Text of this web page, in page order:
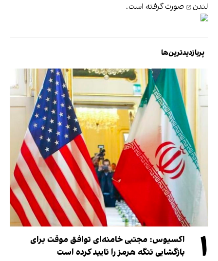
لندن
صورت گرفته است.
پربازدیدترین‌ها
۱
اکسیوس: مجتبی خامنه‌ای توافق موقت برای
بازگشایی تنگه هرمز را تایید کرده است